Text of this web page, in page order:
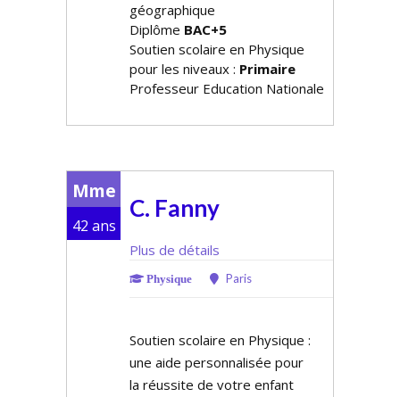
géographique
Diplôme BAC+5
Soutien scolaire en Physique
pour les niveaux : Primaire
Professeur Education Nationale
Mme
42 ans
C. Fanny
Plus de détails
Physique Paris
Soutien scolaire en Physique :
une aide personnalisée pour
la réussite de votre enfant